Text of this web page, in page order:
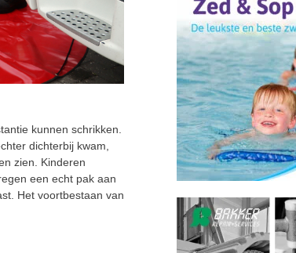
kunnen schrikken.
dichterbij kwam,
zien. Kinderen
een echt pak aan
Het voortbestaan van